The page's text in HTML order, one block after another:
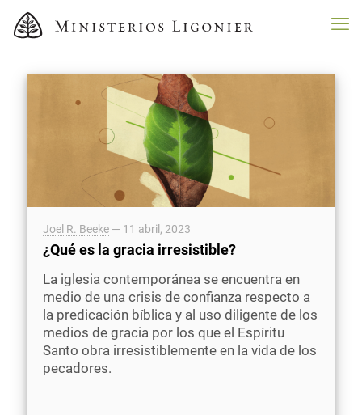
Joel R. Beeke — 11 abril, 2023
¿Qué es la gracia irresistible?
La iglesia contemporánea se encuentra en
medio de una crisis de confianza respecto a
la predicación bíblica y al uso diligente de los
medios de gracia por los que el Espíritu
Santo obra irresistiblemente en la vida de los
pecadores.